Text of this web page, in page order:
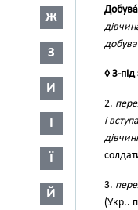
Ж
З
И
І
Ї
Й
◊ З-
2.
і
дівчині
3.
(Укр..